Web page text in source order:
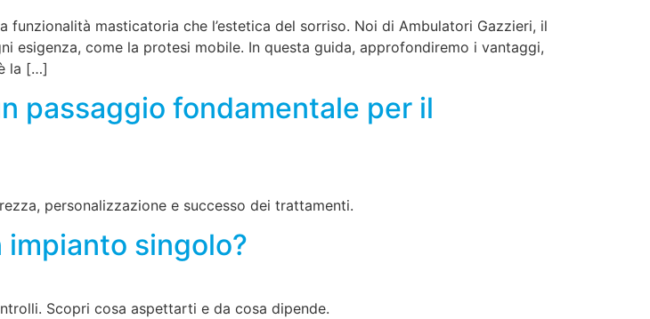
masticatoria che l’estetica del sorriso. Noi di Ambulatori Gazzieri, il
esigenza, come la protesi mobile. In questa guida, approfondiremo i vantaggi,
la […]
passaggio fondamentale per il
personalizzazione e successo dei trattamenti.
singolo?
Scopri cosa aspettarti e da cosa dipende.